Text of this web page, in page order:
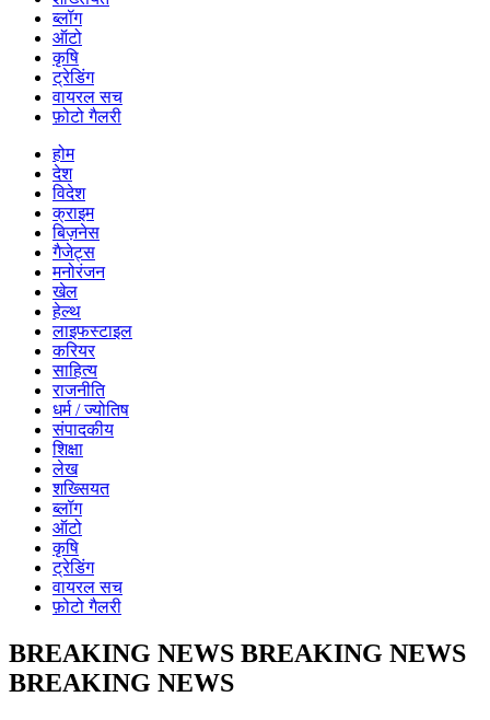
ब्लॉग
ऑटो
कृषि
ट्रेडिंग
वायरल सच
फ़ोटो गैलरी
होम
देश
विदेश
क्राइम
बिज़नेस
गैजेट्स
मनोरंजन
खेल
हेल्थ
लाइफस्टाइल
करियर
साहित्य
राजनीति
धर्म / ज्योतिष
संपादकीय
शिक्षा
लेख
शख्सियत
ब्लॉग
ऑटो
कृषि
ट्रेडिंग
वायरल सच
फ़ोटो गैलरी
BREAKING NEWS BREAKING NEWS
BREAKING NEWS